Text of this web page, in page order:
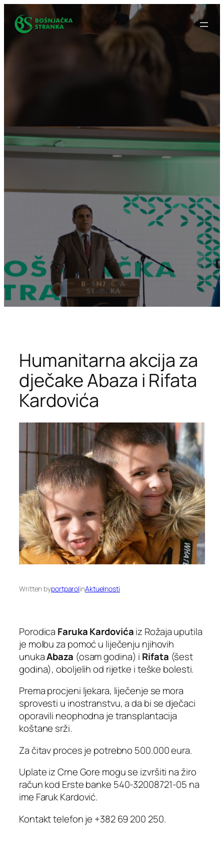
sadržaj
Humanitarna akcija za
dječake Abaza i Rifata
Kardovića
Written byportparolinAktuelnosti
Porodica Faruka Kardovićaiz Rožaja uputila
je molbu za pomoć u liječenju njihovih
unukaAbaza (osam godina) i Rifata (šest
godina), oboljelih od rijetke i teške bolesti.
Prema procjeni ljekara, liječenje se mora
sprovesti u inostranstvu, a da bi se dječaci
oporavili neophodna je transplantacija
koštane srži.
Za čitav proces je potrebno 500.000 eura.
Uplate iz Crne Gore mogu se izvršiti na žiro
račun kod Erste banke 540-32008721-05 na
ime Faruk Kardović.
Kontakt telefon je +382 69 200 250.